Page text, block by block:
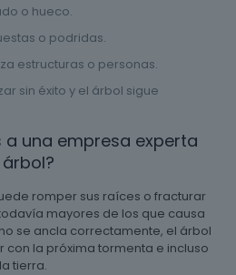
o hueco.
o podridas.
estructuras o personas.
sin éxito y el árbol sigue
a una empresa experta
romper sus raíces o fracturar
mayores de los que causa
se ancla correctamente, el árbol
con la próxima tormenta e incluso
tierra.